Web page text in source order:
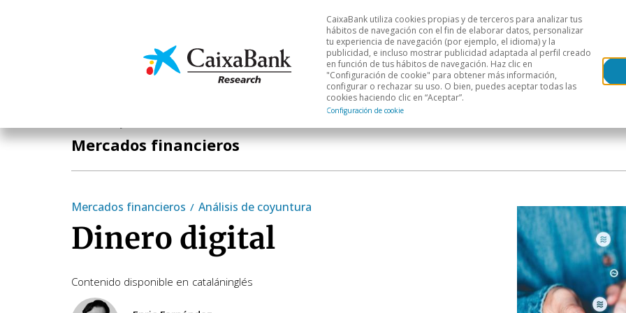
Economía y mercados Análisis sectorial Áreas geográficas
CaixaBank utiliza cookies propias y de terceros para analizar tus
hábitos de navegación con el fin de elaborar datos, personalizar
tu experiencia de navegación (por ejemplo, el idioma) y la
publicidad, e incluso mostrar publicidad adaptada al perfil creado
en función de tus hábitos de navegación. Haz clic en
"Configuración de cookie" para obtener más información,
configurar o rechazar su uso. O bien, puedes aceptar todas las
cookies haciendo clic en “Aceptar”.
Configuración de cookie
Mercados financieros
Mercados financieros Análisis de coyuntura
Dinero digital
Contenido disponible en cataláninglés